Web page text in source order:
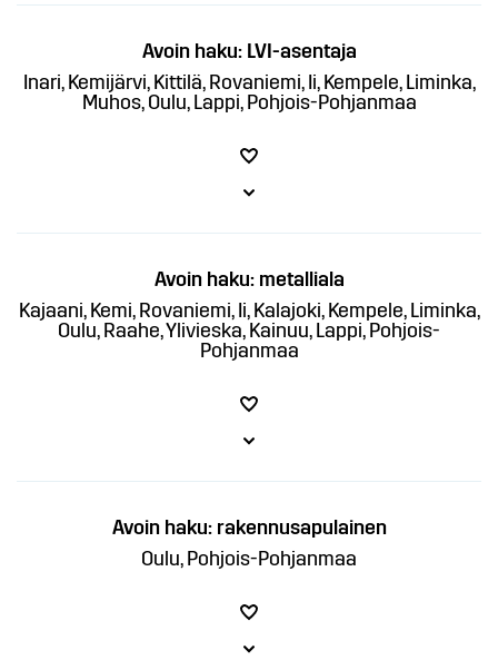
Avoin haku: LVI-asentaja
Inari, Kemijärvi, Kittilä, Rovaniemi, Ii, Kempele, Liminka,
Muhos, Oulu, Lappi, Pohjois-Pohjanmaa
Avoin haku: metalliala
Kajaani, Kemi, Rovaniemi, Ii, Kalajoki, Kempele, Liminka,
Oulu, Raahe, Ylivieska, Kainuu, Lappi, Pohjois-
Pohjanmaa
Avoin haku: rakennusapulainen
Oulu, Pohjois-Pohjanmaa